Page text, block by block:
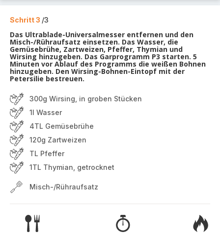
Schritt 3 /3
Das Ultrablade-Universalmesser entfernen und den
Misch-/Rühraufsatz einsetzen. Das Wasser, die
Gemüsebrühe, Zartweizen, Pfeffer, Thymian und
Wirsing hinzugeben. Das Garprogramm P3 starten. 5
Minuten vor Ablauf des Programms die weißen Bohnen
hinzugeben. Den Wirsing-Bohnen-Eintopf mit der
Petersilie bestreuen.
300g Wirsing, in groben Stücken
1l Wasser
4TL Gemüsebrühe
120g Zartweizen
TL Pfeffer
1TL Thymian, getrocknet
Misch-/Rühraufsatz